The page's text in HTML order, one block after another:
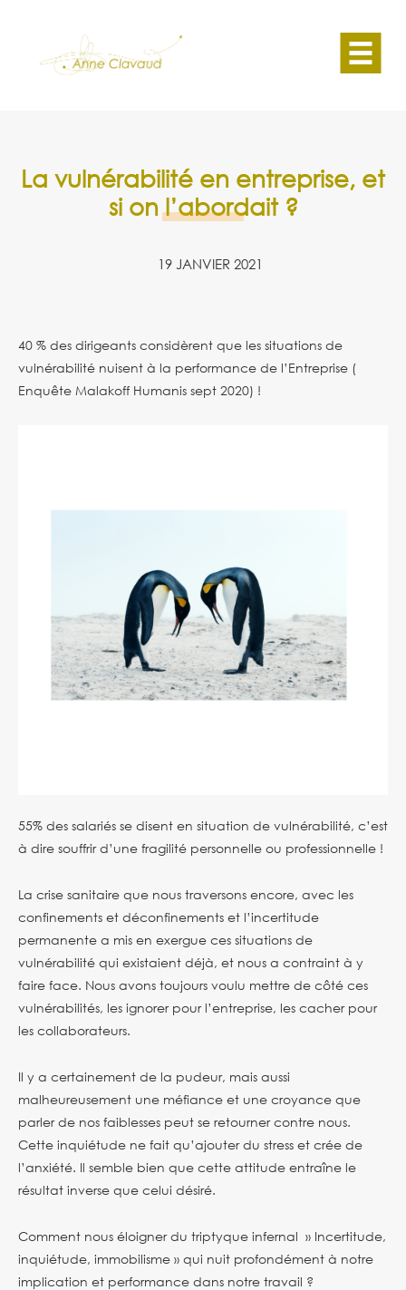
La vulnérabilité en entreprise, et
si on l’abordait ?
19 JANVIER 2021
40 % des dirigeants considèrent que les situations de
vulnérabilité nuisent à la performance de l’Entreprise (
Enquête Malakoff Humanis sept 2020) !
55% des salariés se disent en situation de vulnérabilité, c’est
à dire souffrir d’une fragilité personnelle ou professionnelle !
La crise sanitaire que nous traversons encore, avec les
confinements et déconfinements et l’incertitude
permanente a mis en exergue ces situations de
vulnérabilité qui existaient déjà, et nous a contraint à y
faire face. Nous avons toujours voulu mettre de côté ces
vulnérabilités, les ignorer pour l’entreprise, les cacher pour
les collaborateurs.
Il y a certainement de la pudeur, mais aussi
malheureusement une méfiance et une croyance que
parler de nos faiblesses peut se retourner contre nous.
Cette inquiétude ne fait qu’ajouter du stress et crée de
l’anxiété. Il semble bien que cette attitude entraîne le
résultat inverse que celui désiré.
Comment nous éloigner du triptyque infernal » Incertitude,
inquiétude, immobilisme » qui nuit profondément à notre
implication et performance dans notre travail ?